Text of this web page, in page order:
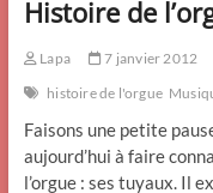
Histoire de
Lapa
7 janvier 2012
histoire de l'orgue
Faisons une petite
aujourd’hui à faire
l’orgue : ses tuyaux. Il